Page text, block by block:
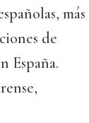
más
de
España.